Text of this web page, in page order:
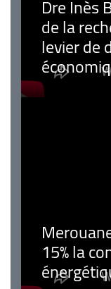
Dre Inès
de la
levier de
15% la